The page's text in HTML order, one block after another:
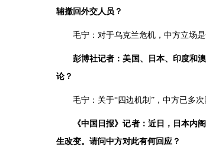
辅撤回外交人员？
毛宁：对于乌克兰危机，中方立场
彭博社记者：美国、日本、印度和
论？
毛宁：关于“四边机制”，中方已多
《中国日报》记者：近日，日本内
生改变。请问中方对此有何回应？